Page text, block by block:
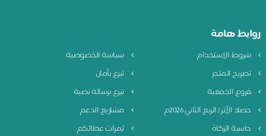
روابط هامة
شروط الاستخدام
سياسة الخصوصية
تصريح المتجر
تبرع بأمان
فروع الجمعية
تبرع برسالة نصية
حصاد الأثر | الربع الثاني 2026م
مشاريع الدعم
حاسبة الزكاة
ثمرات عطائكم